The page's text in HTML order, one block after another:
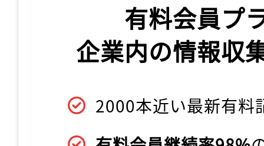
有料会員プ
企業内の情報収
2000本近い最新有料